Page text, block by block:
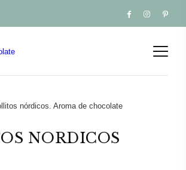
NORDICOS